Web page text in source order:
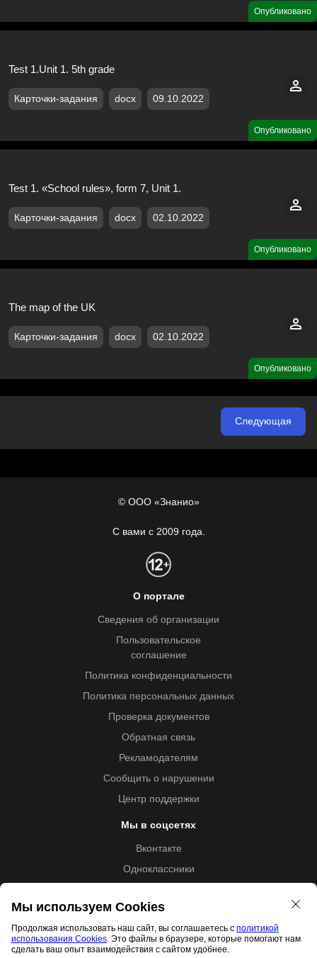
Опубликовано
Опубликовано
Test 1.Unit 1. 5th grade
Карточки-задания docx 09.10.2022
Опубликовано
Test 1. «School rules», form 7, Unit 1.
Карточки-задания docx 02.10.2022
Опубликовано
The map of the UK
Карточки-задания docx 02.10.2022
Следующая
© ООО «Знанио»
С вами с 2009 года.
О портале
Сведения об организации
Пользовательское
соглашение
Политика конфиденциальности
Политика персональных данных
Проверка документов
Обратная связь
Рекламодателям
Сообщить о нарушении
Центр поддержки
Мы в соцсетях
Вконтакте
Одноклассники
Образовательная лицензия №5257 от 09.09.2020 (Л035-
Мы используем Cookies
Продолжая использовать наш сайт, вы соглашаетесь с политикой
использования Cookies. Это файлы в браузере, которые помогают нам
сделать ваш опыт взаимодействия с сайтом удобнее.